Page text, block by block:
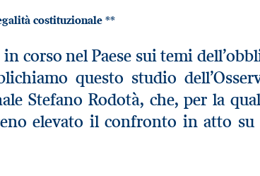
costituzionale **
corso nel Paese sui temi
questo studio
Stefano Rodotà, che, per la
elevato il confronto in atto